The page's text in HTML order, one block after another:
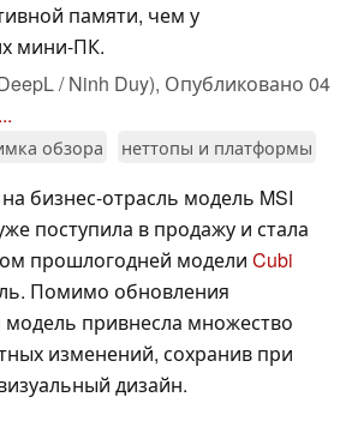
памяти, чем у
мини-ПК.
/ Ninh Duy), Опубликовано 04
...
обзора неттопы и платформы
бизнес-отрасль модель MSI
поступила в продажу и стала
прошлогодней модели Cubi
Помимо обновления
модель привнесла множество
изменений, сохранив при
дизайн.